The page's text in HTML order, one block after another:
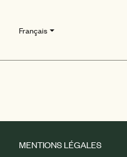
Français
MENTIONS LÉGALES